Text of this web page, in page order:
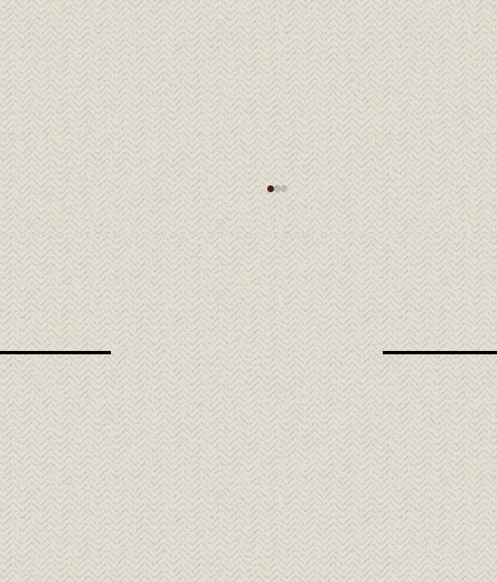
Kobe Beef: la carne japonesa que se
derrite en tu boca